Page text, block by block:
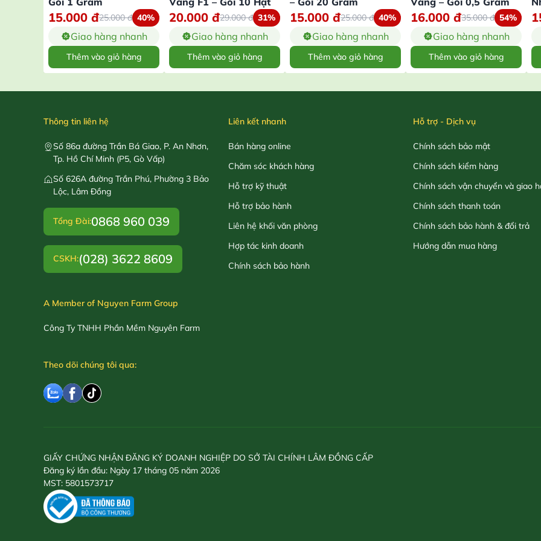
15.000 đ25.000đ 40%
Giao hàng nhanh
Thêm vào giỏ hàng
20.000 đ29.000đ 31%
Giao hàng nhanh
Thêm vào giỏ hàng
15.000 đ25.000đ 40%
Giao hàng nhanh
Thêm vào giỏ hàng
16.000 đ35.000đ 54%
Giao hàng nhanh
Thêm vào giỏ hàng
Thông tin liên hệ
Số 86a đường Trần Bá Giao, P. An Nhơn,
Tp. Hồ Chí Minh (P5, Gò Vấp)
Số 626A đường Trần Phú, Phường 3 Bảo
Lộc, Lâm Đồng
Tổng Đài:0868 960 039
CSKH:(028) 3622 8609
A Member of Nguyen Farm Group
Công Ty TNHH Phần Mềm Nguyên Farm
Theo dõi chúng tôi qua:
Liên kết nhanh
Bán hàng online
Chăm sóc khách hàng
Hỗ trợ kỹ thuật
Hỗ trợ bảo hành
Liên hệ khối văn phòng
Hợp tác kinh doanh
Chính sách bảo hành
Hỗ trợ - Dịch vụ
Chính sách bảo mật
Chính sách kiểm hàng
Chính sách vận chuyển và giao
Chính sách thanh toán
Chính sách bảo hành & đổi trả
Hướng dẫn mua hàng
GIẤY CHỨNG NHẬN ĐĂNG KÝ DOANH NGHIỆP DO SỞ TÀI CHÍNH LÂM ĐỒNG CẤP
Đăng ký lần đầu: Ngày 17 tháng 05 năm 2026
MST: 5801573717